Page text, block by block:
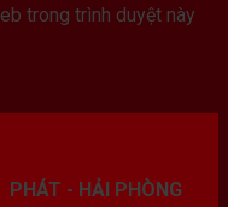
trong trình duyệt này
PHÁT - HẢI PHÒNG